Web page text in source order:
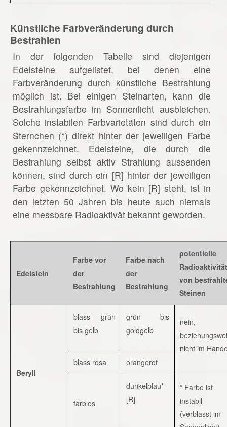
Künstliche Farbveränderung durch
Bestrahlen
In der folgenden Tabelle sind diejenigen
Edelsteine aufgelistet, bei denen eine
Farbveränderung durch künstliche Bestrahlung
möglich ist. Bei einigen Steinarten, kann die
Bestrahlungsfarbe im Sonnenlicht ausbleichen.
Solche instabilen Farbvarietäten sind durch ein
Sternchen (*) direkt hinter der jeweiligen Farbe
gekennzeichnet. Edelsteine, die durch die
Bestrahlung selbst aktiv Strahlung aussenden
können, sind durch ein [R] hinter der jeweiligen
Farbe gekennzeichnet. Wo kein [R] steht, ist in
den letzten 50 Jahren bis heute auch niemals
eine messbare Radioaktivät bekannt geworden.
Edelstein
Farbe vor
der
Bestrahlung
Farbe nach
der
Bestrahlung
potentielle
Radioaktivität
von
Steinen
Beryll
blass grün
bis gelb
grün bis
goldgelb
nein,
nicht im
blass rosa
orangerot
farblos
dunkelblau*
[R]
* Farbe ist
instabil
(verblasst im